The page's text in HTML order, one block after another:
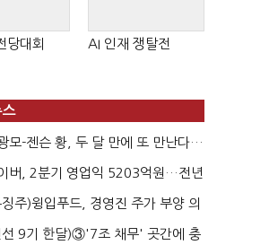
당대회 AI 인재 쟁탈전
스
모-젠슨 황, 두 달 만에 또 만난다…
·AI 등 논...
버, 2분기 영업익 5203억원…전년
0.2% 감소...
징주)윙입푸드, 경영진 주가 부양 의
상한가...
선 9기 한달)③'7조 채무' 곳간에 충